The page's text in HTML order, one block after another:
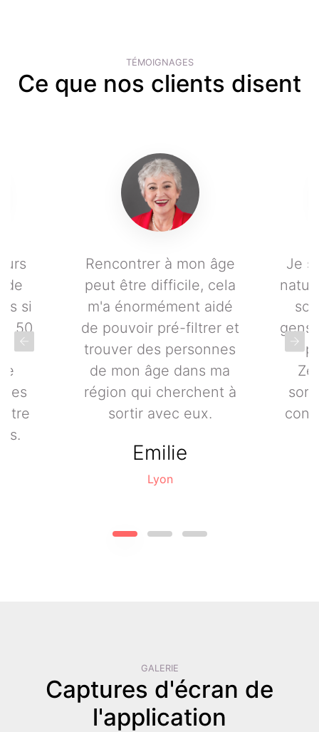
TÉMOIGNAGES
Ce que nos clients disent
de
si
50
Rencontrer à mon âge
peut être difficile, cela
m'a énormément aidé
de pouvoir pré-filtrer et
trouver des personnes
de mon âge dans ma
région qui cherchent à
sortir avec eux.
Emilie
Lyon
Je
gens
GALERIE
Captures d'écran de
l'application